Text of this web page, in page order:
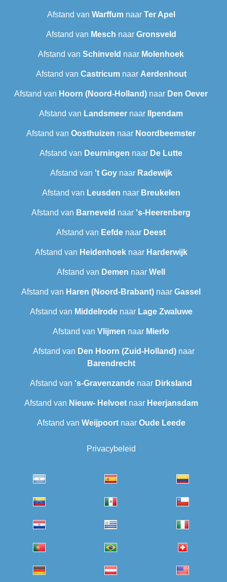
Afstand van Warffumnaar Ter Apel
Afstand van Mesch naar Gronsveld
Afstand van Schinveld naar Molenhoek
Afstand van Castricumnaar Aerdenhout
Afstand van Hoorn (Noord-Holland) naar Den Oever
Afstand van Landsmeer naar Ilpendam
Afstand van Oosthuizen naar Noordbeemster
Afstand van Deurningen naar De Lutte
Afstand van 't Goynaar Radewijk
Afstand van Leusden naar Breukelen
Afstand van Barneveld naar 's-Heerenberg
Afstand van Eefde naar Deest
Afstand van Heidenhoeknaar Harderwijk
Afstand van Demen naar Well
Afstand van Haren (Noord-Brabant) naar Gassel
Afstand van Middelrodenaar Lage Zwaluwe
Afstand van Vlijmen naar Mierlo
Afstand van Den Hoorn (Zuid-Holland)naar
Barendrecht‎
Afstand van 's-Gravenzande naar Dirksland
Afstand van Nieuw- Helvoetnaar Heerjansdam
Afstand van Weijpoortnaar Oude Leede
Privacybeleid